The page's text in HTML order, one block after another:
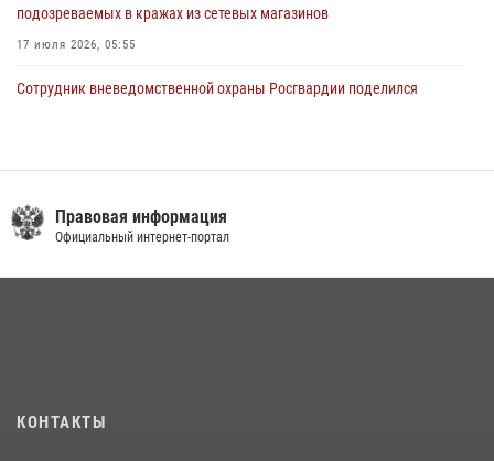
подозреваемых в кражах из сетевых магазинов
17 июля 2026, 05:55
Сотрудник вневедомственной охраны Росгвардии поделился
Соколовской
23 июля 2026, 10:22 2
Правовая информация
Официальный интернет-портал
КОНТАКТЫ